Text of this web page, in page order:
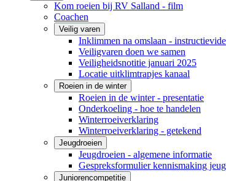
Kom roeien bij RV Salland - film
Coachen
Veilig varen
Inklimmen na omslaan -
Veiligvaren doen we samen
Veiligheidsnotitie januari 2025
Locatie uitklimtrapjes kanaal
Roeien in de winter
Roeien in de winter - presentatie
Onderkoeling - hoe te handelen
Winterroeiverklaring
Winterroeiverklaring - getekend
Jeugdroeien
Jeugdroeien - algemene informatie
Gespreksformulier kennismaking
Juniorencompetitie